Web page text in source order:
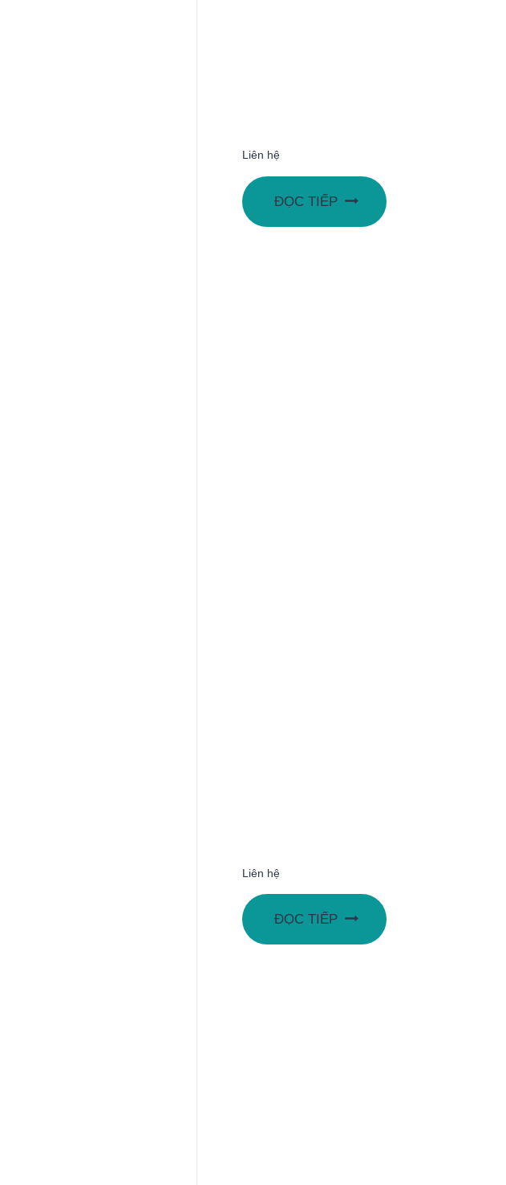
Liên hệ
ĐỌC TIẾP
Liên hệ
ĐỌC TIẾP